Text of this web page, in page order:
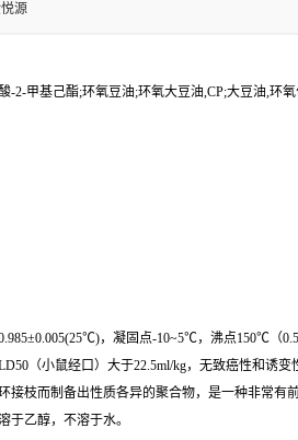
源
甲基己酯;环氧豆油;环氧大豆油,CP;大豆油,环
，凝固点-10~5℃，沸点150℃（
（小鼠经口）大于22.5ml/kg，无致癌性和诱
枝而制备出性质各异的聚合物，是一种非常有
于乙醇，不溶于水。